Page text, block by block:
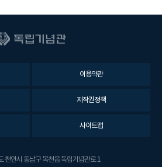
이용약관
저작권정책
사이트맵
천안시 동남구 목천읍 독립기념관로 1